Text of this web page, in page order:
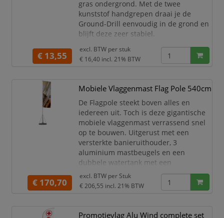
gras ondergrond. Met de twee
kunststof handgrepen draai je de
Ground-Drill eenvoudig in de grond en
blijft deze zeer stabiel.
De rotator van de Beachflag voet heeft
een diameter van 25 mm en is geschikt
Perfecte voet voor vaste grond
Rotator inbegrepen
Roestvrij staal rotator
Breedt
€ 13,55
excl. BTW perstuk
€ 16,40 incl. 21% BTW
Mobiele Vlaggenmast Flag Pole 540cm
De Flagpole steekt boven alles en
iedereen uit. Toch is deze gigantische
mobiele vlaggenmast verrassend snel
op te bouwen. Uitgerust met een
versterkte banieruithouder, 3
aluminium mastbeugels en een
dubbele watertank met een
inhoudscapaciteit van elk 40 L voor
extra stabiliteit.
Outdoor vlag in de maat 110x540
Vlaggenmast van dik aluminium
€ 170,70
excl. BTW per Stuk
€ 206,55 incl. 21% BTW
Promotievlag Alu Wind complete set